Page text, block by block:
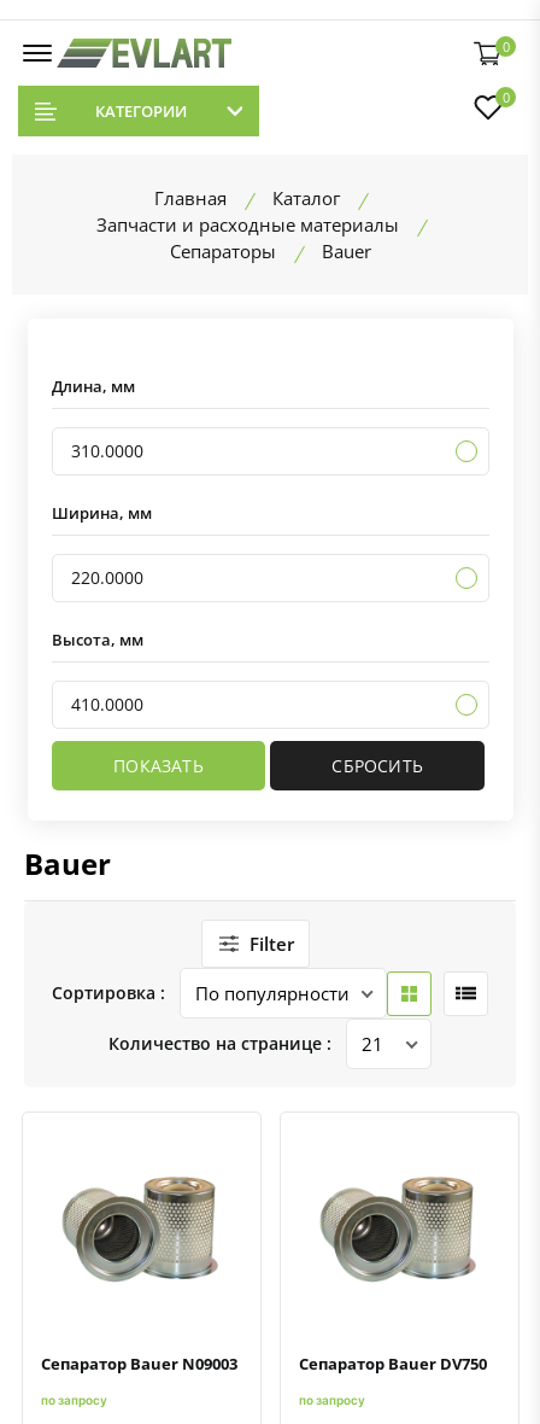
0
КАТЕГОРИИ
0
Главная
Каталог
Запчасти и расходные материалы
Сепараторы
Bauer
Длина, мм
310.0000
Ширина, мм
220.0000
Высота, мм
410.0000
Bauer
Filter
Сортировка :
Количество на странице :
Быстрый просмотрДобавить к сравнению
Добавить в избранное
Сепаратор Bauer N09003
по запросу
Быстрый просмотрДобавить к сравнению
Добавить в избранное
Сепаратор Bauer DV750
по запросу